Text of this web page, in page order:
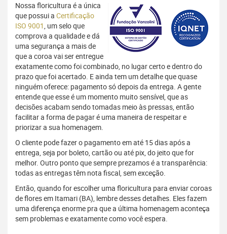
Nossa floricultura é a única
que possui a Certificação
ISO 9001, um selo que
comprova a qualidade e dá
uma segurança a mais de
que a coroa vai ser entregue
exatamente como foi combinado, no lugar certo e dentro do
prazo que foi acertado. E ainda tem um detalhe que quase
ninguém oferece: pagamento só depois da entrega. A gente
entende que esse é um momento muito sensível, que as
decisões acabam sendo tomadas meio às pressas, então
facilitar a forma de pagar é uma maneira de respeitar e
priorizar a sua homenagem.
O cliente pode fazer o pagamento em até 15 dias após a
entrega, seja por boleto, cartão ou até pix, do jeito que for
melhor. Outro ponto que sempre prezamos é a transparência:
todas as entregas têm nota fiscal, sem exceção.
Então, quando for escolher uma floricultura para enviar coroas
de flores em Itamari (BA), lembre desses detalhes. Eles fazem
uma diferença enorme pra que a última homenagem aconteça
sem problemas e exatamente como você espera.